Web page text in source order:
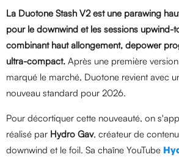
La Duotone Stash V2 est une parawing
pour le downwind et les sessions upwind-
combinant haut allongement, depower
ultra-compact. Après une première
marqué le marché, Duotone revient avec
nouveau standard pour 2026.
Pour décortiquer cette nouveauté, on
réalisé par Hydro Gav, créateur de
downwind et le foil. Sa chaîne YouTube